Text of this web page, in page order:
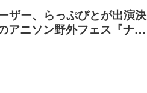
ザー、らっぷびとが出演決
アニソン野外フェス『ナ…